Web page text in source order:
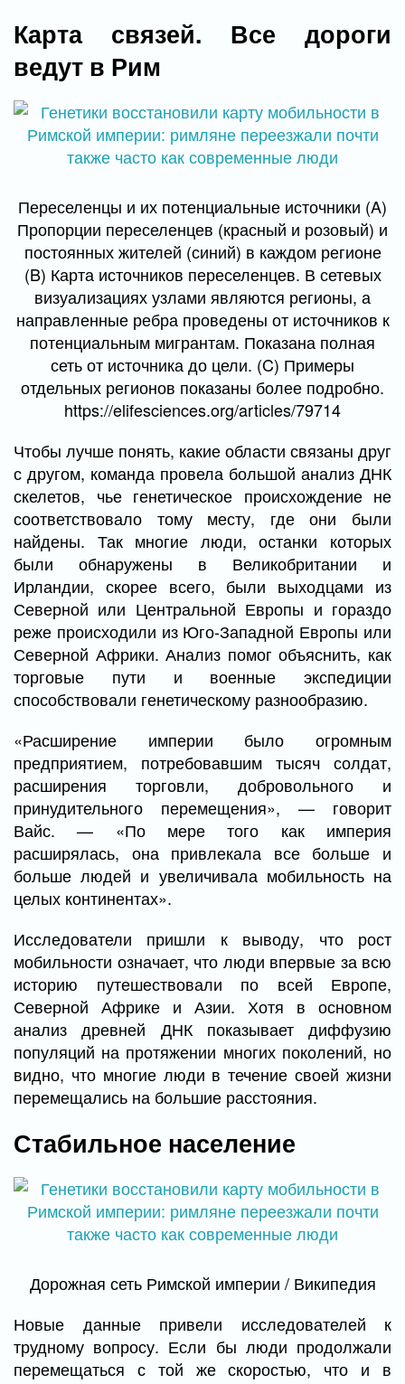
Карта связей. Все дороги
ведут в Рим
Переселенцы и их потенциальные источники (A)
Пропорции переселенцев (красный и розовый) и
постоянных жителей (синий) в каждом регионе
(B) Карта источников переселенцев. В сетевых
визуализациях узлами являются регионы, а
направленные ребра проведены от источников к
потенциальным мигрантам. Показана полная
сеть от источника до цели. (C) Примеры
отдельных регионов показаны более подробно.
https://elifesciences.org/articles/79714
Чтобы лучше понять, какие области связаны друг
с другом, команда провела большой анализ ДНК
скелетов, чье генетическое происхождение не
соответствовало тому месту, где они были
найдены. Так многие люди, останки которых
были обнаружены в Великобритании и
Ирландии, скорее всего, были выходцами из
Северной или Центральной Европы и гораздо
реже происходили из Юго-Западной Европы или
Северной Африки. Анализ помог объяснить, как
торговые пути и военные экспедиции
способствовали генетическому разнообразию.
«Расширение империи было огромным
предприятием, потребовавшим тысяч солдат,
расширения торговли, добровольного и
принудительного перемещения», — говорит
Вайс. — «По мере того как империя
расширялась, она привлекала все больше и
больше людей и увеличивала мобильность на
целых континентах».
Исследователи пришли к выводу, что рост
мобильности означает, что люди впервые за всю
историю путешествовали по всей Европе,
Северной Африке и Азии. Хотя в основном
анализ древней ДНК показывает диффузию
популяций на протяжении многих поколений, но
видно, что многие люди в течение своей жизни
перемещались на большие расстояния.
Стабильное население
Дорожная сеть Римской империи / Википедия
Новые данные привели исследователей к
трудному вопросу. Если бы люди продолжали
перемещаться с той же скоростью, что и в